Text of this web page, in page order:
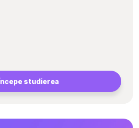
studierea